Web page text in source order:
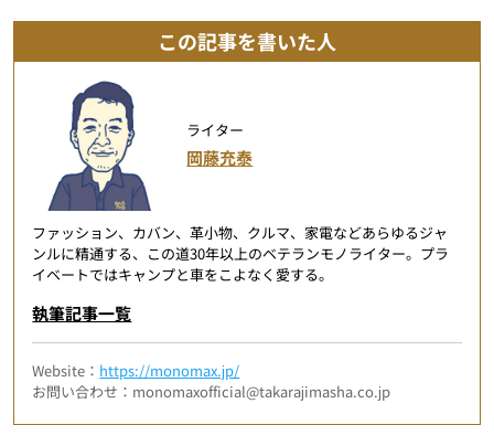
この記事を書いた人
ライター
岡藤充泰
ファッション、カバン、革小物、クルマ、家電などあらゆるジャ
ンルに精通する、この道30年以上のベテランモノライター。プラ
イベートではキャンプと車をこよなく愛する。
執筆記事一覧
Website： https://monomax.jp/
お問い合わせ：monomaxofficial@takarajimasha.co.jp